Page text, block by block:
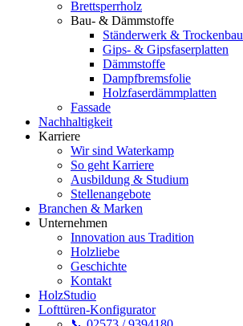
Brettsperrholz
Bau- & Dämmstoffe
Ständerwerk & Trockenbau
Gips- & Gipsfaserplatten
Dämmstoffe
Dampfbremsfolie
Holzfaserdämmplatten
Fassade
Nachhaltigkeit
Karriere
Wir sind Waterkamp
So geht Karriere
Ausbildung & Studium
Stellenangebote
Branchen & Marken
Unternehmen
Innovation aus Tradition
Holzliebe
Geschichte
Kontakt
HolzStudio
Lofttüren-Konfigurator